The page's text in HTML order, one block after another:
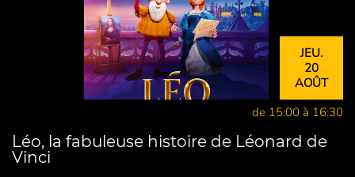
JEU.
20
AOÛT
de 15:00 à 16:30
Léo, la fabuleuse histoire de Léonard de
Vinci